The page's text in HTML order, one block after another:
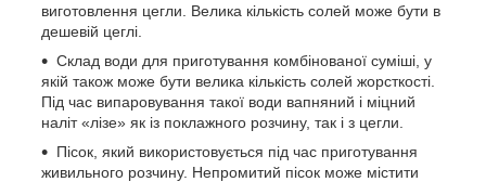
виготовлення цегли. Велика кількість солей може бути в
дешевій цеглі.
Склад води для приготування комбінованої суміші, у
якій також може бути велика кількість солей жорсткості.
Під час випаровування такої води вапняний і міцний
наліт «лізе» як із поклажного розчину, так і з цегли.
Пісок, який використовується під час приготування
живильного розчину. Непромитий пісок може містити